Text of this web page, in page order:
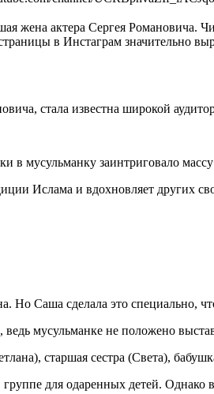
жена актера Сергея Романовича.
в Инстаграм значительно
стала известна широкой
в мусульманку заинтриговало
Ислама и вдохновляет других
Но Саша сделала это специально,
мусульманке не положено
старшая сестра (Света),
для одаренных детей. Однако